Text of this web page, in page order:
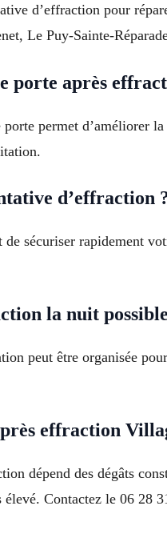
d’effraction pour
Le Puy-Sainte-
porte après
permet d’améliorer
d’effraction
sécuriser rapidement
la nuit
peut être organisée
effraction
dépend des dégâts
Contactez le 06 28